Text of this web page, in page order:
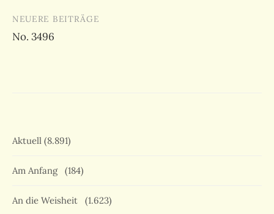
NEUERE BEITRÄGE
No. 3496
Aktuell (8.891)
Am Anfang (184)
An die Weisheit (1.623)